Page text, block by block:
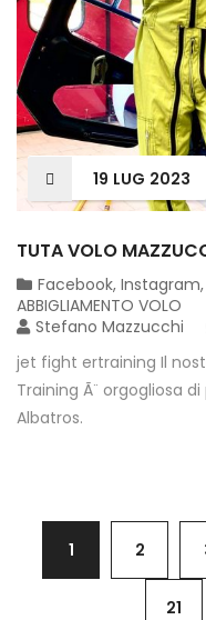
19 LUG 2023
TUTA VOLO
Facebook, Instagram,
ABBIGLIAMENTO VOLO
Stefano Mazzucchi
jet fight ertraining Il
Training Ã¨ orgogliosa
Albatros.
1 2
21